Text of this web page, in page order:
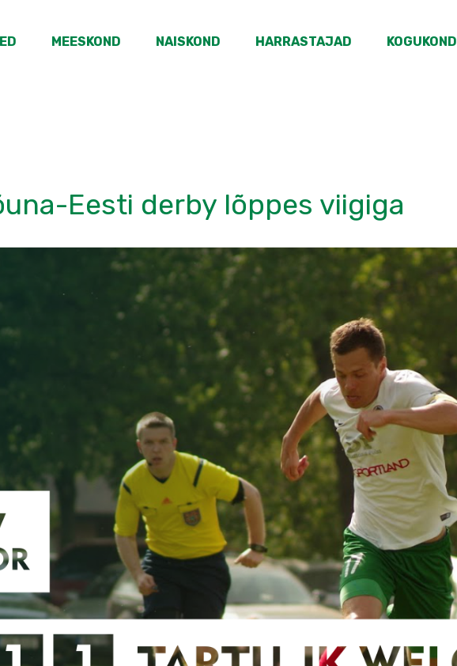
MEESKOND NAISKOND HARRASTAJAD KOGUKOND
Eesti derby lõppes viigiga